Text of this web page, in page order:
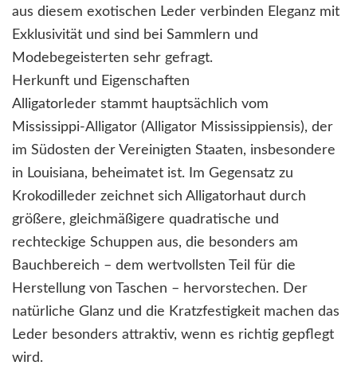
aus diesem exotischen Leder verbinden Eleganz mit
Exklusivität und sind bei Sammlern und
Modebegeisterten sehr gefragt.
Herkunft und Eigenschaften
Alligatorleder stammt hauptsächlich vom
Mississippi-Alligator (Alligator Mississippiensis), der
im Südosten der Vereinigten Staaten, insbesondere
in Louisiana, beheimatet ist. Im Gegensatz zu
Krokodilleder zeichnet sich Alligatorhaut durch
größere, gleichmäßigere quadratische und
rechteckige Schuppen aus, die besonders am
Bauchbereich – dem wertvollsten Teil für die
Herstellung von Taschen – hervorstechen. Der
natürliche Glanz und die Kratzfestigkeit machen das
Leder besonders attraktiv, wenn es richtig gepflegt
wird.